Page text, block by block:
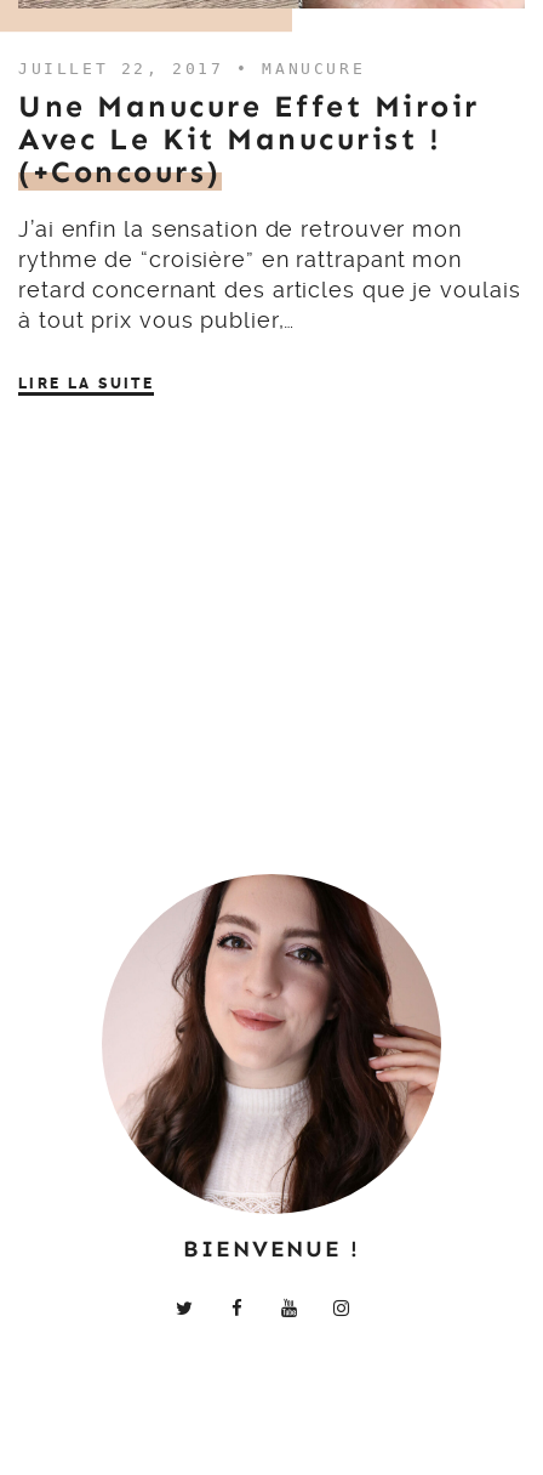
JUILLET 22, 2017 •MANUCURE
Une Manucure Effet Miroir
Avec Le Kit Manucurist !
(+concours)
J’ai enfin la sensation de retrouver mon
rythme de “croisière” en rattrapant mon
retard concernant des articles que je voulais
à tout prix vous publier,…
LIRE LA SUITE
BIENVENUE !